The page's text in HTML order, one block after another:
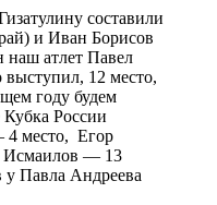
составили
и Иван Борисов
атлет Павел
12 место,
году будем
Кубка России
4 место, Егор
Исмаилов — 13
у Павла Андреева